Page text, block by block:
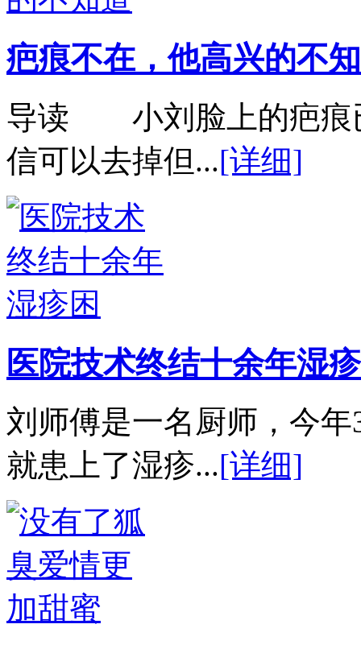
疤痕不在，他高兴的不
导读 小刘脸上的疤痕
信可以去掉但...[详细]
医院技术终结十余年湿
刘师傅是一名厨师，今
就患上了湿疹...[详细]